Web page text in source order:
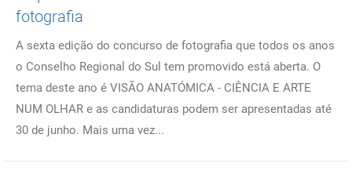
fotografia
A sexta edição do concurso de fotografia que todos os anos
o Conselho Regional do Sul tem promovido está aberta. O
tema deste ano é VISÃO ANATÓMICA - CIÊNCIA E ARTE
NUM OLHAR e as candidaturas podem ser apresentadas até
30 de junho. Mais uma vez...